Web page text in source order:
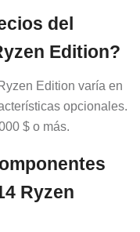
del
Edition?
Edition varía en
opcionales.
$ o más.
Ryzen